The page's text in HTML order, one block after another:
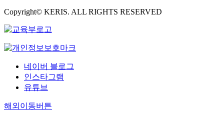
Copyright© KERIS. ALL RIGHTS RESERVED
네이버 블로그
인스타그램
유튜브
해외이동버튼